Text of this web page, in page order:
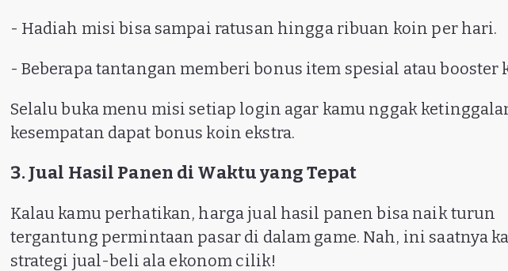
- Hadiah misi bisa sampai ratusan hingga ribuan koin per hari.
- Beberapa tantangan memberi bonus item spesial atau booster
Selalu buka menu misi setiap login agar kamu nggak
kesempatan dapat bonus koin ekstra.
3. Jual Hasil Panen di Waktu yang Tepat
Kalau kamu perhatikan, harga jual hasil panen bisa naik turun
tergantung permintaan pasar di dalam game. Nah, ini saatnya
strategi jual-beli ala ekonom cilik!